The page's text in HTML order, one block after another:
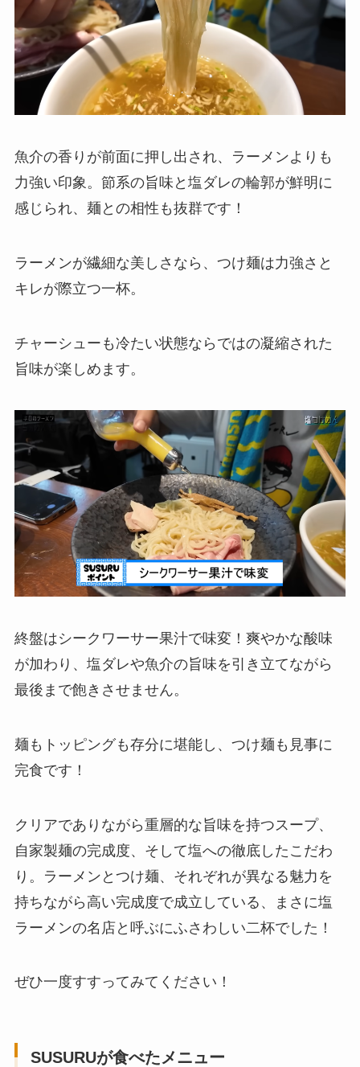
魚介の香りが前面に押し出され、ラーメンよりも
力強い印象。節系の旨味と塩ダレの輪郭が鮮明に
感じられ、麺との相性も抜群です！
ラーメンが繊細な美しさなら、つけ麺は力強さと
キレが際立つ一杯。
チャーシューも冷たい状態ならではの凝縮された
旨味が楽しめます。
終盤はシークワーサー果汁で味変！爽やかな酸味
が加わり、塩ダレや魚介の旨味を引き立てながら
最後まで飽きさせません。
麺もトッピングも存分に堪能し、つけ麺も見事に
完食です！
クリアでありながら重層的な旨味を持つスープ、
自家製麺の完成度、そして塩への徹底したこだわ
り。ラーメンとつけ麺、それぞれが異なる魅力を
持ちながら高い完成度で成立している、まさに塩
ラーメンの名店と呼ぶにふさわしい二杯でした！
ぜひ一度すすってみてください！
SUSURUが食べたメニュー